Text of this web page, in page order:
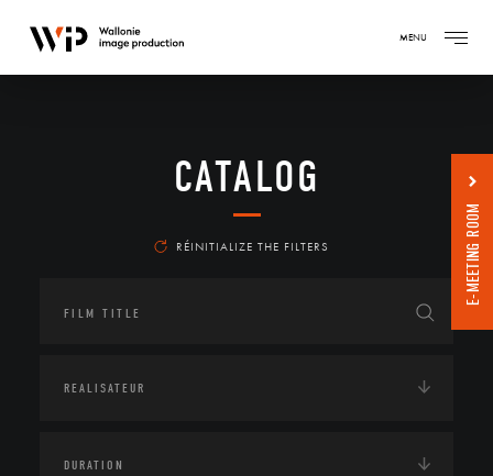
MENU
CATALOG
RÉINITIALIZE THE FILTERS E-MEETING ROOM